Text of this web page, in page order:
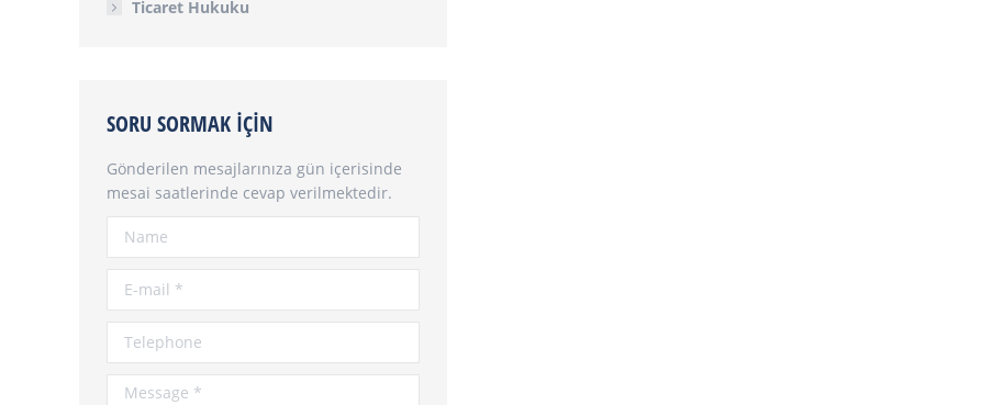
Ticaret Hukuku
SORU SORMAK İÇIN
Gönderilen mesajlarınıza gün içerisinde
mesai saatlerinde cevap verilmektedir.
Name
E-mail *
Telephone
Message *